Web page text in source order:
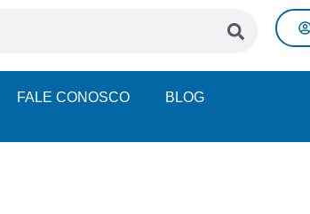
FALE CONOSCO BLOG